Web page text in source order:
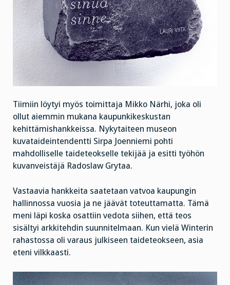
Tiimiin löytyi myös toimittaja Mikko Närhi, joka oli
ollut aiemmin mukana kaupunkikeskustan
kehittämishankkeissa. Nykytaiteen museon
kuvataideintendentti Sirpa Joenniemi pohti
mahdolliselle taideteokselle tekijää ja esitti työhön
kuvanveistäjä Radoslaw Grytaa.
Vastaavia hankkeita saatetaan vatvoa kaupungin
hallinnossa vuosia ja ne jäävät toteuttamatta. Tämä
meni läpi koska osattiin vedota siihen, että teos
sisältyi arkkitehdin suunnitelmaan. Kun vielä Winterin
rahastossa oli varaus julkiseen taideteokseen, asia
eteni vilkkaasti.